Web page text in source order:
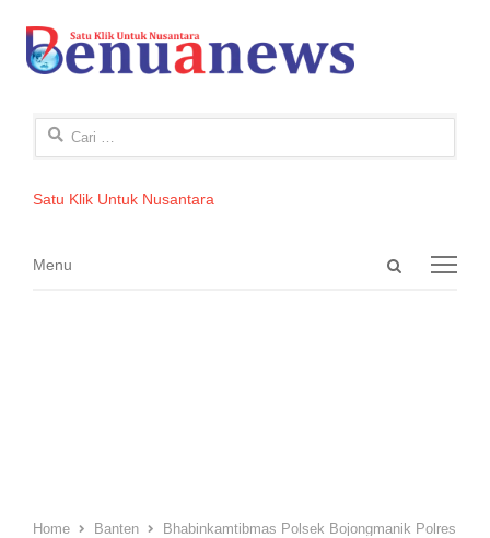
Cari
Satu Klik Untuk Nusantara
Open
Menu
Menu
Home Banten Bhabinkamtibmas Polsek Bojongmanik Polres